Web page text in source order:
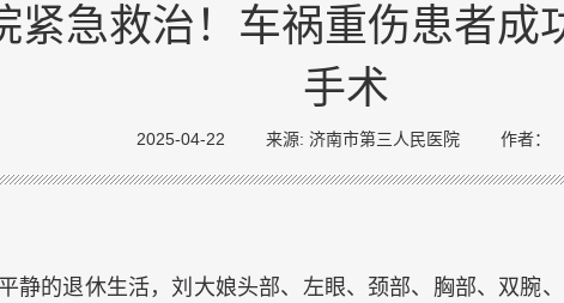
紧急救治！车祸重伤患者成
手术
2025-04-22 来源: 济南市第三人民医院 作者：
静的退休生活，刘大娘头部、左眼、颈部、胸部、双腕